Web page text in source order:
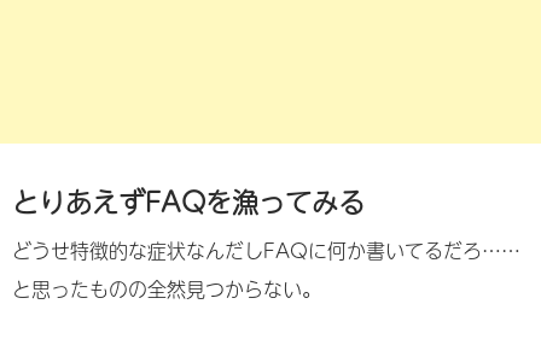
とりあえずFAQを漁ってみる
どうせ特徴的な症状なんだしFAQに何か書いてるだろ……
と思ったものの全然見つからない。